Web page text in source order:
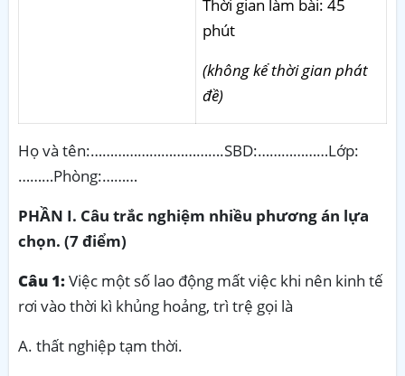
Thời gian làm bài: 45
phút
(không kể thời gian phát
đề)
Họ và tên:…………………………….SBD:………………Lớp:
………Phòng:………
PHẦN I. Câu trắc nghiệm nhiều phương án lựa
chọn. (7 điểm)
Câu 1:Việc một số lao động mất việc khi nên kinh tế
rơi vào thời kì khủng hoảng, trì trệ gọi là
A. thất nghiệp tạm thời.